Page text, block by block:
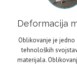
Deformacija
Oblikovanje je
tehnoloških
materijala.